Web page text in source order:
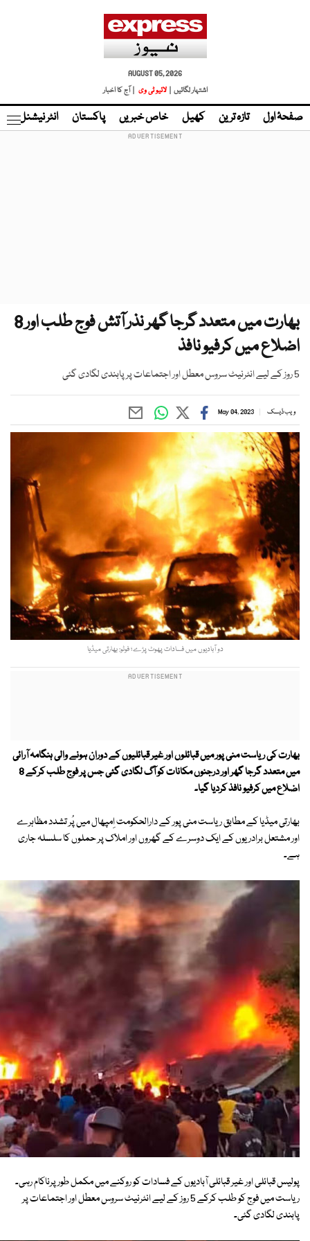
AUGUST 05, 2026
اشتہار لگائیں |
لائیو ٹی وی | آج کا اخبار
صفحۂ اول تازہ ترین کھیل خاص خبریں پاکستان انٹر نیشنل
بھارت میں متعدد گرجا گھر نذر آتش فوج طلب اور 8
اضلاع میں کرفیو نافذ
5 روز کے لیے انٹرنیٹ سروس معطل اور اجتماعات پر پابندی لگادی گئی
ویب ڈیسک May 04, 2023
دو آبادیوں میں فسادات پھوٹ پڑے؛ فوٹو: بھارتی میڈیا
بھارت کی ریاست منی پور میں قبائلوں اور غیر قبائلیوں کے دوران ہونے والی ہنگامہ آرائی
میں متعدد گرجا گھر اور درجنوں مکانات کو آگ لگادی گئی جس پر فوج طلب کرکے 8
اضلاع میں کرفیو نافذ کردیا گیا۔
بھارتی میڈیا کے مطابق ریاست منی پور کے دارالحکومت اِمپھال میں پُر تشدد مظاہرے
اور مشتعل برادریوں کے ایک دوسرے کے گھروں اور املاک پر حملوں کا سلسلہ جاری
ہے۔
پولیس قبائلی اور غیر قبائلی آبادیوں کے فسادات کو روکنے میں مکمل طور پرناکام رہی۔
ریاست میں فوج کو طلب کرکے 5 روز کے لیے انٹرنیٹ سروس معطل اور اجتماعات پر
پابندی لگادی گئی۔